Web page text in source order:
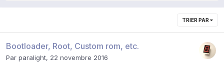
TRIER PAR
Bootloader, Root, Custom rom, etc.
Par paralight, 22 novembre 2016